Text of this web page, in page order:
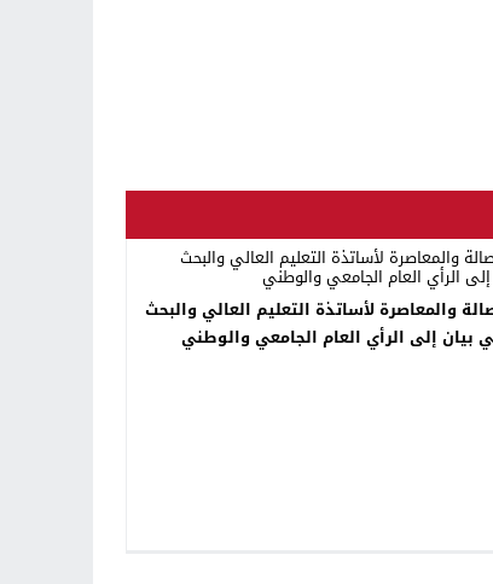
والمعاصرة لأساتذة التعليم العالي والبحث
والوطني